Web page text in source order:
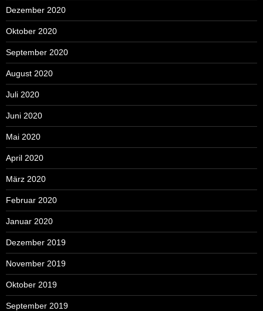
Dezember 2020
Oktober 2020
September 2020
August 2020
Juli 2020
Juni 2020
Mai 2020
April 2020
März 2020
Februar 2020
Januar 2020
Dezember 2019
November 2019
Oktober 2019
September 2019